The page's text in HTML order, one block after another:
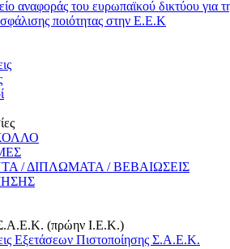
αναφοράς του ευρωπαϊκού δικτύου για
ποιότητας στην Ε.Ε.Κ
/ ΔΙΠΛΩΜΑΤΑ / ΒΕΒΑΙΩΣΕΙΣ
Σ.Α.Ε.Κ. (πρώην Ι.Ε.Κ.)
Εξετάσεων Πιστοποίησης Σ.Α.Ε.Κ.